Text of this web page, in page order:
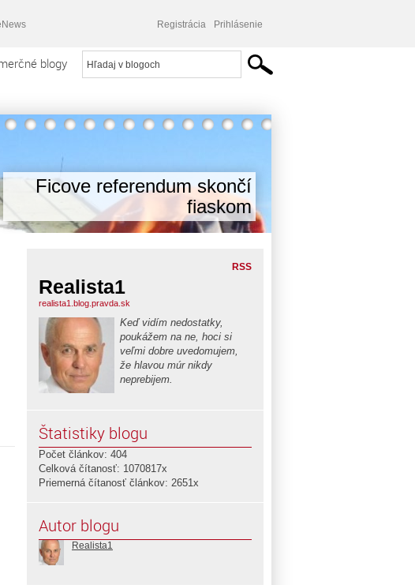
Registrácia Prihlásenie
blogy
Ficove referendum skončí
fiaskom
RSS
Realista1
realista1.blog.pravda.sk
Keď vidím nedostatky,
poukážem na ne, hoci si
veľmi dobre uvedomujem,
že hlavou múr nikdy
neprebijem.
Štatistiky blogu
Počet článkov: 404
Celková čítanosť: 1070817x
Priemerná čítanosť článkov: 2651x
Autor blogu
Realista1